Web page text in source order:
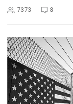
7373 8